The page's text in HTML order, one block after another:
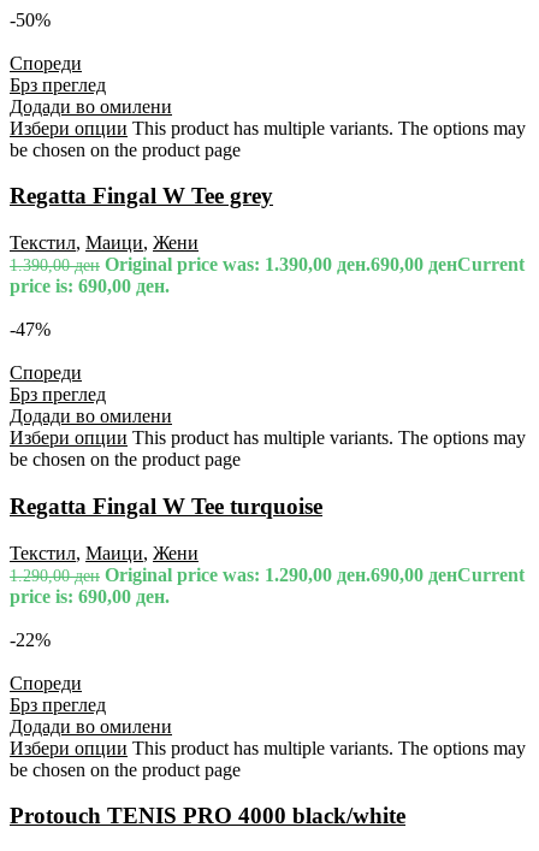
-50%
Спореди
Брз преглед
Додади во омилени
Избери опции This product has multiple variants. The options may
be chosen on the product page
Regatta Fingal W Tee grey
Текстил, Маици, Жени
1.390,00ден Original price was: 1.390,00 ден.690,00 денCurrent
price is: 690,00 ден.
-47%
Спореди
Брз преглед
Додади во омилени
Избери опции This product has multiple variants. The options may
be chosen on the product page
Regatta Fingal W Tee turquoise
Текстил, Маици, Жени
1.290,00ден Original price was: 1.290,00 ден.690,00 денCurrent
price is: 690,00 ден.
-22%
Спореди
Брз преглед
Додади во омилени
Избери опции This product has multiple variants. The options may
be chosen on the product page
Protouch TENIS PRO 4000 black/white